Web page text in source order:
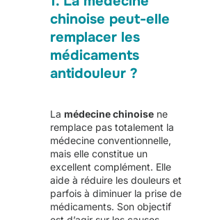
chinoise peut-elle
remplacer les
médicaments
antidouleur ?
La médecine chinoise ne
remplace pas totalement la
médecine conventionnelle,
mais elle constitue un
excellent complément. Elle
aide à réduire les douleurs et
parfois à diminuer la prise de
médicaments. Son objectif